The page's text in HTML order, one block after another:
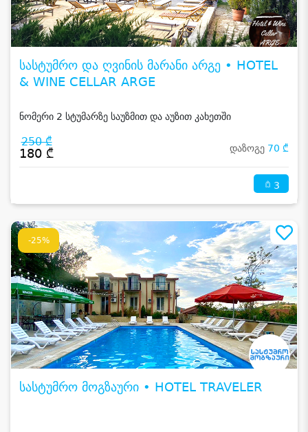
სასტუმრო და ღვინის მარანი არგე • HOTEL
& WINE CELLAR ARGE
ნომერი 2 სტუმარზე საუზმით და აუზით კახეთში
250 ₾
180 ₾ დაზოგე 70 ₾
3
-25%
სასტუმრო მოგზაური • HOTEL TRAVELER